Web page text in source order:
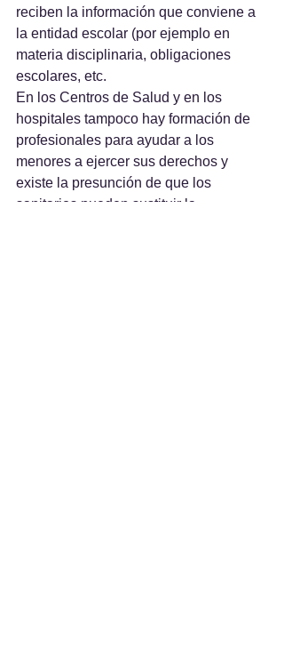
reciben la información que conviene a
la entidad escolar (por ejemplo en
materia disciplinaria, obligaciones
escolares, etc.
En los Centros de Salud y en los
hospitales tampoco hay formación de
profesionales para ayudar a los
menores a ejercer sus derechos y
existe la presunción de que los
sanitarios pueden sustituir la